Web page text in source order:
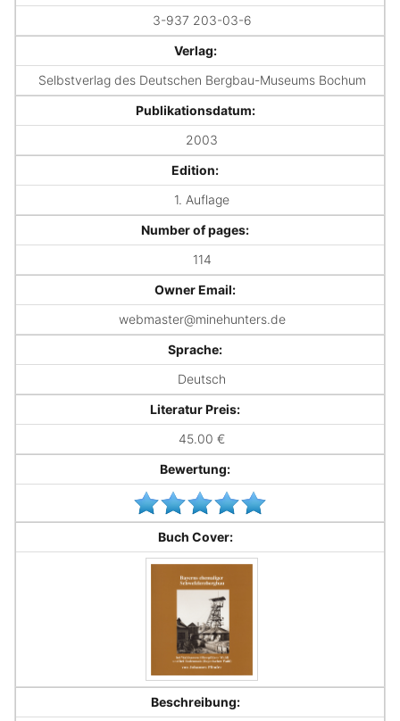
3-937 203-03-6
Verlag:
Selbstverlag des Deutschen Bergbau-Museums Bochum
Publikationsdatum:
2003
Edition:
1. Auflage
Number of pages:
114
Owner Email:
webmaster@minehunters.de
Sprache:
Deutsch
Literatur Preis:
45.00 €
Bewertung:
Buch Cover:
Beschreibung: